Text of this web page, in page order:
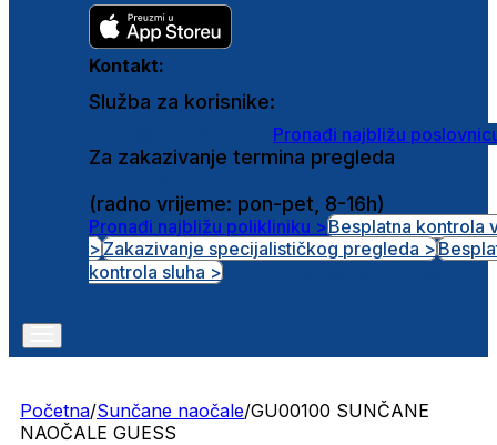
Kontakt:
Služba za korisnike:
Pronađi najbližu
Za zakazivanje termina pregleda
(radno vrijeme: pon-pet, 8-16h)
Pronađi najbližu polikliniku >Besplatna kontrola
>Zakazivanje specijalističkog pregleda >
kontrola sluha >
Početna/Sunčane naočale/GU00100 SUNČANE
NAOČALE GUESS